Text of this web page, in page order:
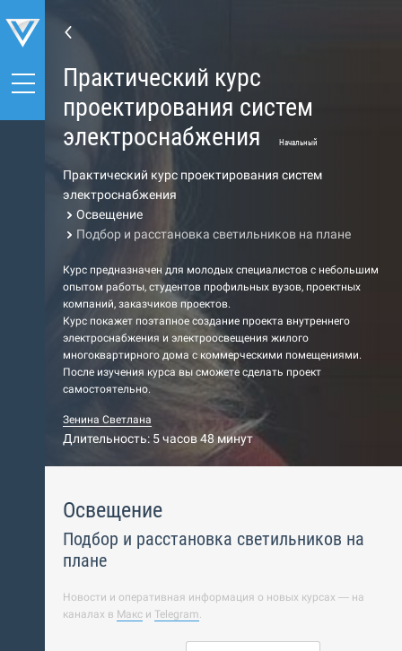
Практический курс
проектирования систем
электроснабжения
Начальный
Практический курс проектирования систем
электроснабжения
Освещение
Подбор и расстановка светильников на плане
Курс предназначен для молодых специалистов с небольшим
опытом работы, студентов профильных вузов, проектных
компаний, заказчиков проектов.
Курс покажет поэтапное создание проекта внутреннего
электроснабжения и электроосвещения жилого
многоквартирного дома с коммерческими помещениями.
После изучения курса вы сможете сделать проект
самостоятельно.
Зенина Светлана
Длительность: 5 часов 48 минут
Освещение
Подбор и расстановка светильников на
плане
Новости и оперативная информация о новых курсах — на
каналах в Макс и Telegram.